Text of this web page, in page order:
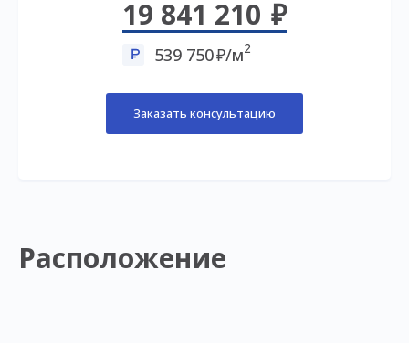
19 841 210
539 750 /м2
Заказать консультацию
Расположение